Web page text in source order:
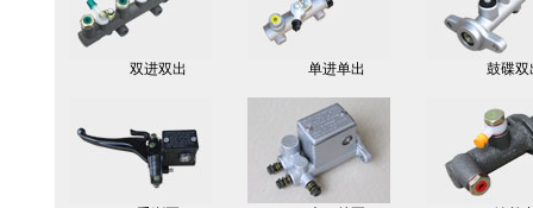
双进双出 单进单出 鼓碟双